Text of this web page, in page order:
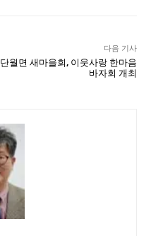
다음 기사
단월면 새마을회, 이웃사랑 한마음
바자회 개최